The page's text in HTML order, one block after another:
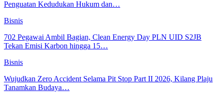
Penguatan Kedudukan Hukum dan…
Bisnis
702 Pegawai Ambil Bagian, Clean Energy Day PLN UID S2JB
Tekan Emisi Karbon hingga 15…
Bisnis
Wujudkan Zero Accident Selama Pit Stop Part II 2026, Kilang Plaju
Tanamkan Budaya…